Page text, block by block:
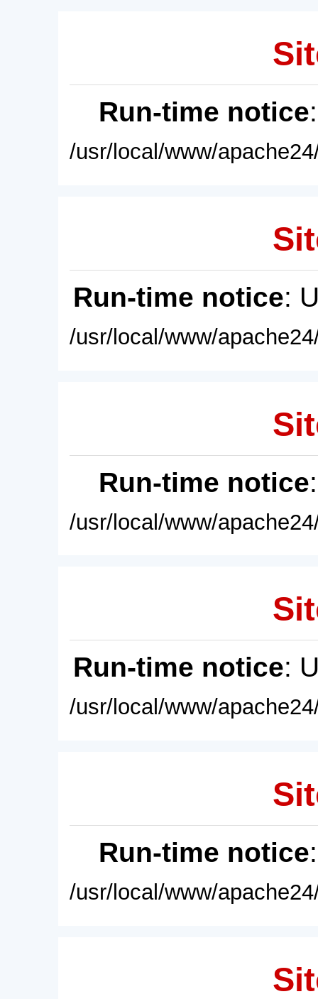
Run-time notice
/usr/local/www/
Run-time notice:
/usr/local/www/
Run-time notice
/usr/local/www/
Run-time notice:
/usr/local/www/
Run-time notice
/usr/local/www/